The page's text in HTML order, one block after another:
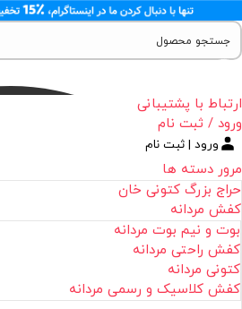
ارتباط با پشتیبانی
ورود / ثبت نام
ورود | ثبت نام
مرور دسته ها
حراج بزرگ کتونی خان
کفش مردانه
بوت و نیم بوت مردانه
کفش راحتی مردانه
کتونی مردانه
کفش کلاسیک و رسمی مردانه